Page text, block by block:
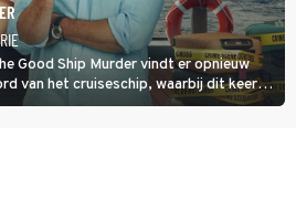
Good Ship Murder vindt er opnieuw
van het cruiseschip, waarbij dit keer
is en kapitein Marlowe de dader